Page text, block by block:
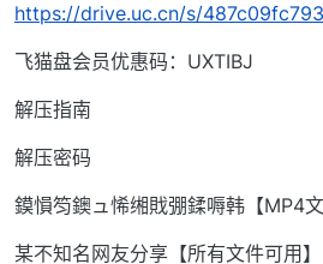
https://drive.uc.cn/s/
飞猫盘会员优惠码：UXTIBJ
解压指南
解压密码
鏌愪笉鐭ュ悕缃戝弸鍒嗕韩【MP4文
某不知名网友分享【所有文件可用】